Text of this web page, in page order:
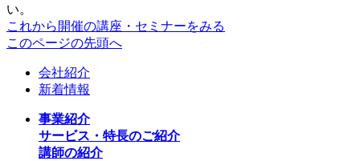
い。
これから開催の講座・セミナーをみる
このページの先頭へ
会社紹介
新着情報
事業紹介
サービス・特長のご紹介
講師の紹介